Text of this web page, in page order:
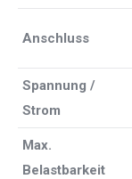
Anschluss
Spannung /
Strom
Max.
Belastbarkeit